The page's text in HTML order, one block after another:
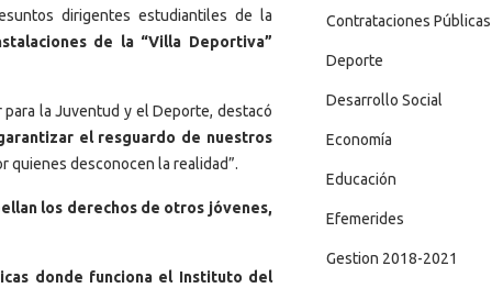
dirigentes estudiantiles de la
de la “Villa Deportiva”
la Juventud y el Deporte, destacó
el resguardo de nuestros
quienes desconocen la realidad”.
los derechos de otros jóvenes,
donde funciona el Instituto del
Contrataciones Públicas
Deporte
Desarrollo Social
Economía
Educación
Efemerides
Gestion 2018-2021